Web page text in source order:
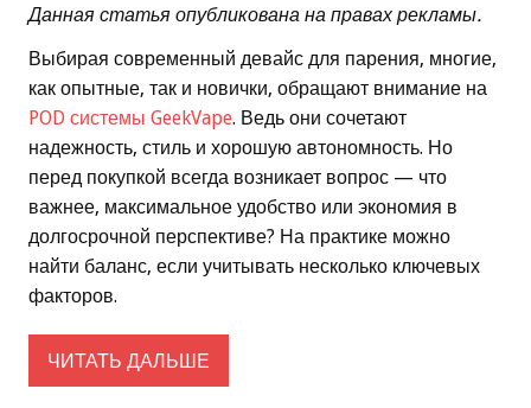
Данная статья опубликована на правах рекламы.
Выбирая современный девайс для парения, многие,
как опытные, так и новички, обращают внимание на
POD системы GeekVape. Ведь они сочетают
надежность, стиль и хорошую автономность. Но
перед покупкой всегда возникает вопрос — что
важнее, максимальное удобство или экономия в
долгосрочной перспективе? На практике можно
найти баланс, если учитывать несколько ключевых
факторов.
ЧИТАТЬ ДАЛЬШЕ